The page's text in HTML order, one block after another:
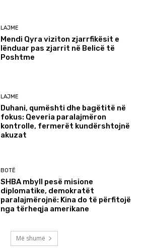
LAJME
Mendi Qyra viziton zjarrfikësit e
lënduar pas zjarrit në Belicë të
Poshtme
LAJME
Duhani, qumështi dhe bagëtitë në
fokus: Qeveria paralajmëron
kontrolle, fermerët kundërshtojnë
akuzat
BOTË
SHBA mbyll pesë misione
diplomatike, demokratët
paralajmërojnë: Kina do të përfitojë
nga tërheqja amerikane
Më shumë